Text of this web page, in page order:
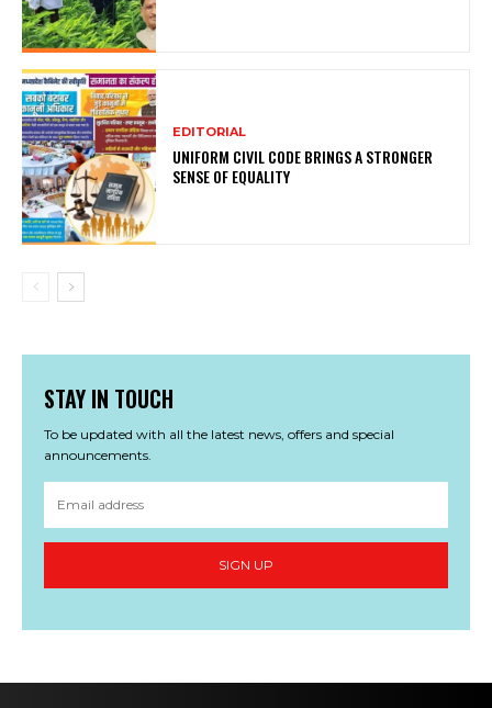
EDITORIAL
UNIFORM CIVIL CODE BRINGS A STRONGER
SENSE OF EQUALITY
STAY IN TOUCH
To be updated with all the latest news, offers and special
announcements.
SIGN UP